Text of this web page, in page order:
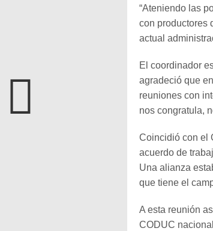
“Ateniendo las
con productores
actual
El coordinador
agradeció que
reuniones con
nos congratula,
Coincidió con el
acuerdo de
Una alianza
que tiene el
A esta reunión
CODUC